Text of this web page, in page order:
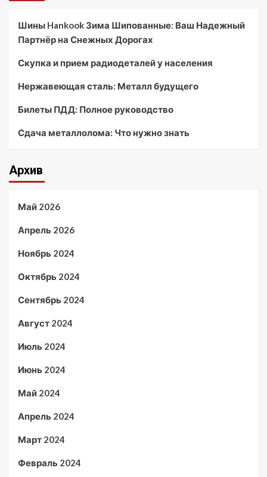
Шины Hankook Зима Шипованные: Ваш Надежный
Партнёр на Снежных Дорогах
Скупка и прием радиодеталей у населения
Нержавеющая сталь: Металл будущего
Билеты ПДД: Полное руководство
Сдача металлолома: Что нужно знать
Архив
Май 2026
Апрель 2026
Ноябрь 2024
Октябрь 2024
Сентябрь 2024
Август 2024
Июль 2024
Июнь 2024
Май 2024
Апрель 2024
Март 2024
Февраль 2024